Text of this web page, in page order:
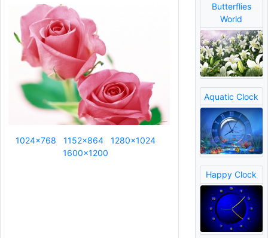
1024x768 1152x864
1280x1024
1600x1200
Butterflies
World
Aquatic Clock
Happy Clock